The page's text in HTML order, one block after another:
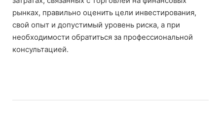
рынках, правильно оценить цели инвестирования,
свой опыт и допустимый уровень риска, а при
необходимости обратиться за профессиональной
консультацией.